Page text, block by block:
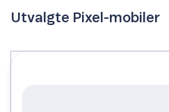
Utvalgte Pixel-mobiler